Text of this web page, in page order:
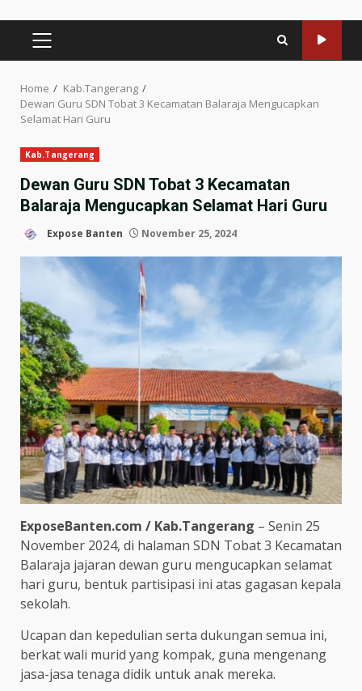
PRIMARY
MENU
Home
Kab.Tangerang
Dewan Guru SDN Tobat 3 Kecamatan Balaraja Mengucapkan
Selamat Hari Guru
Kab.Tangerang
Dewan Guru SDN Tobat 3 Kecamatan
Balaraja Mengucapkan Selamat Hari Guru
Expose Banten November 25, 2024
ExposeBanten.com / Kab.Tangerang – Senin 25
November 2024, di halaman SDN Tobat 3 Kecamatan
Balaraja jajaran dewan guru mengucapkan selamat
hari guru, bentuk partisipasi ini atas gagasan kepala
sekolah.
Ucapan dan kepedulian serta dukungan semua ini,
berkat wali murid yang kompak, guna mengenang
jasa-jasa tenaga didik untuk anak mereka.